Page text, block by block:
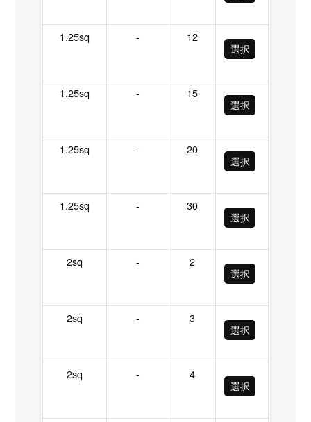
1.25sq -
12
選択
1.25sq -
15
選択
1.25sq -
20
選択
1.25sq -
30
選択
2sq -
2
選択
2sq -
3
選択
2sq -
4
選択